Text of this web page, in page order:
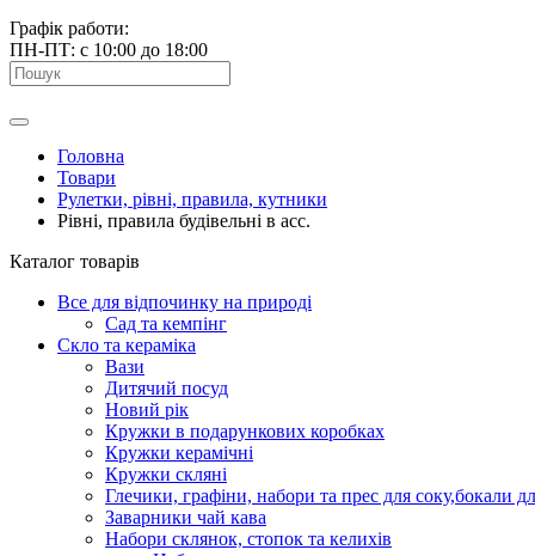
Графік работи:
ПН-ПТ: с 10:00 до 18:00
Головна
Товари
Рулетки, рівні, правила, кутники
Рівні, правила будівельні в асс.
Каталог товарів
Все для відпочинку на природі
Сад та кемпінг
Скло та кераміка
Вази
Дитячий посуд
Новий рік
Кружки в подарункових коробках
Кружки керамічні
Кружки скляні
Глечики, графіни, набори та прес для соку,бокали
Заварники чай кава
Набори склянок, стопок та келихів